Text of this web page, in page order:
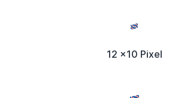
12 x10 Pixel